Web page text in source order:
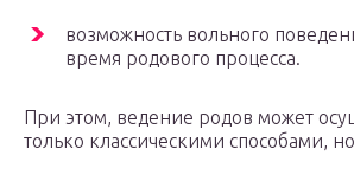
возможность вольного
время родового процесса.
При этом, ведение родов может
только классическими способами,